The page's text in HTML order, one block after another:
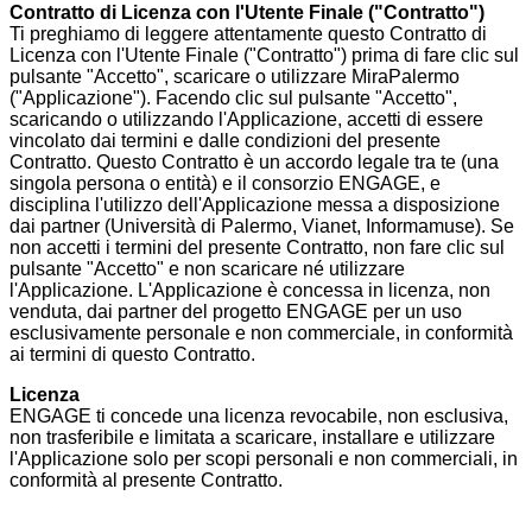
Contratto di Licenza con l'Utente Finale ("Contratto")
Ti preghiamo di leggere attentamente questo Contratto di
Licenza con l'Utente Finale ("Contratto") prima di fare clic sul
pulsante "Accetto", scaricare o utilizzare MiraPalermo
("Applicazione"). Facendo clic sul pulsante "Accetto",
scaricando o utilizzando l'Applicazione, accetti di essere
vincolato dai termini e dalle condizioni del presente
Contratto. Questo Contratto è un accordo legale tra te (una
singola persona o entità) e il consorzio ENGAGE, e
disciplina l'utilizzo dell'Applicazione messa a disposizione
dai partner (Università di Palermo, Vianet, Informamuse). Se
non accetti i termini del presente Contratto, non fare clic sul
pulsante "Accetto" e non scaricare né utilizzare
l'Applicazione. L'Applicazione è concessa in licenza, non
venduta, dai partner del progetto ENGAGE per un uso
esclusivamente personale e non commerciale, in conformità
ai termini di questo Contratto.
Licenza
ENGAGE ti concede una licenza revocabile, non esclusiva,
non trasferibile e limitata a scaricare, installare e utilizzare
l'Applicazione solo per scopi personali e non commerciali, in
conformità al presente Contratto.